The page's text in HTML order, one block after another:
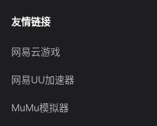
友情链接
网易云游戏
网易UU加速器
MuMu模拟器